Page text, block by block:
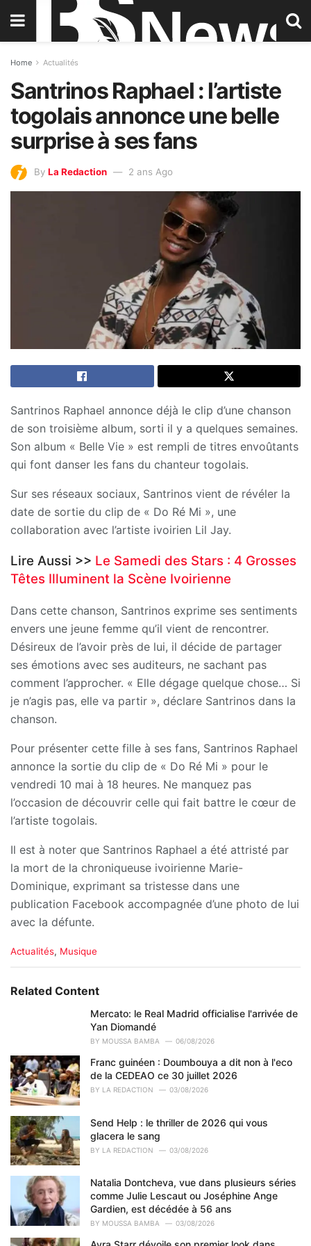
Home Actualités
Santrinos Raphael : l’artiste
togolais annonce une belle
surprise à ses fans
By La Redaction 2 ans Ago
Santrinos Raphael annonce déjà le clip d’une chanson
de son troisième album, sorti il y a quelques semaines.
Son album « Belle Vie » est rempli de titres envoûtants
qui font danser les fans du chanteur togolais.
Sur ses réseaux sociaux, Santrinos vient de révéler la
date de sortie du clip de « Do Ré Mi », une
collaboration avec l’artiste ivoirien Lil Jay.
Lire Aussi >> Le Samedi des Stars : 4 Grosses
Têtes Illuminent la Scène Ivoirienne
Dans cette chanson, Santrinos exprime ses sentiments
envers une jeune femme qu’il vient de rencontrer.
Désireux de l’avoir près de lui, il décide de partager
ses émotions avec ses auditeurs, ne sachant pas
comment l’approcher. « Elle dégage quelque chose… Si
je n’agis pas, elle va partir », déclare Santrinos dans la
chanson.
Pour présenter cette fille à ses fans, Santrinos Raphael
annonce la sortie du clip de « Do Ré Mi » pour le
vendredi 10 mai à 18 heures. Ne manquez pas
l’occasion de découvrir celle qui fait battre le cœur de
l’artiste togolais.
Il est à noter que Santrinos Raphael a été attristé par
la mort de la chroniqueuse ivoirienne Marie-
Dominique, exprimant sa tristesse dans une
publication Facebook accompagnée d’une photo de lui
avec la défunte.
C
e
s
:
Actualités, Musique
Related Content
Mercato: le Real Madrid officialise l'arrivée de
Yan Diomandé
BY MOUSSA BAMBA 06/08/2026
Franc guinéen : Doumbouya a dit non à l'eco
de la CEDEAO ce 30 juillet 2026
BY LA REDACTION 03/08/2026
Send Help : le thriller de 2026 qui vous
glacera le sang
BY LA REDACTION 03/08/2026
Natalia Dontcheva, vue dans plusieurs séries
comme Julie Lescaut ou Joséphine Ange
Gardien, est décédée à 56 ans
BY MOUSSA BAMBA 03/08/2026